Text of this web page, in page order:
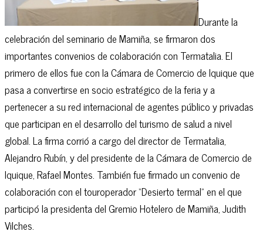
Durante la
celebración del seminario de Mamiña, se firmaron dos
importantes convenios de colaboración con Termatalia. El
primero de ellos fue con la Cámara de Comercio de Iquique que
pasa a convertirse en socio estratégico de la feria y a
pertenecer a su red internacional de agentes público y privadas
que participan en el desarrollo del turismo de salud a nivel
global. La firma corrió a cargo del director de Termatalia,
Alejandro Rubín, y del presidente de la Cámara de Comercio de
Iquique, Rafael Montes. También fue firmado un convenio de
colaboración con el touroperador “Desierto termal” en el que
participó la presidenta del Gremio Hotelero de Mamiña, Judith
Vilches.